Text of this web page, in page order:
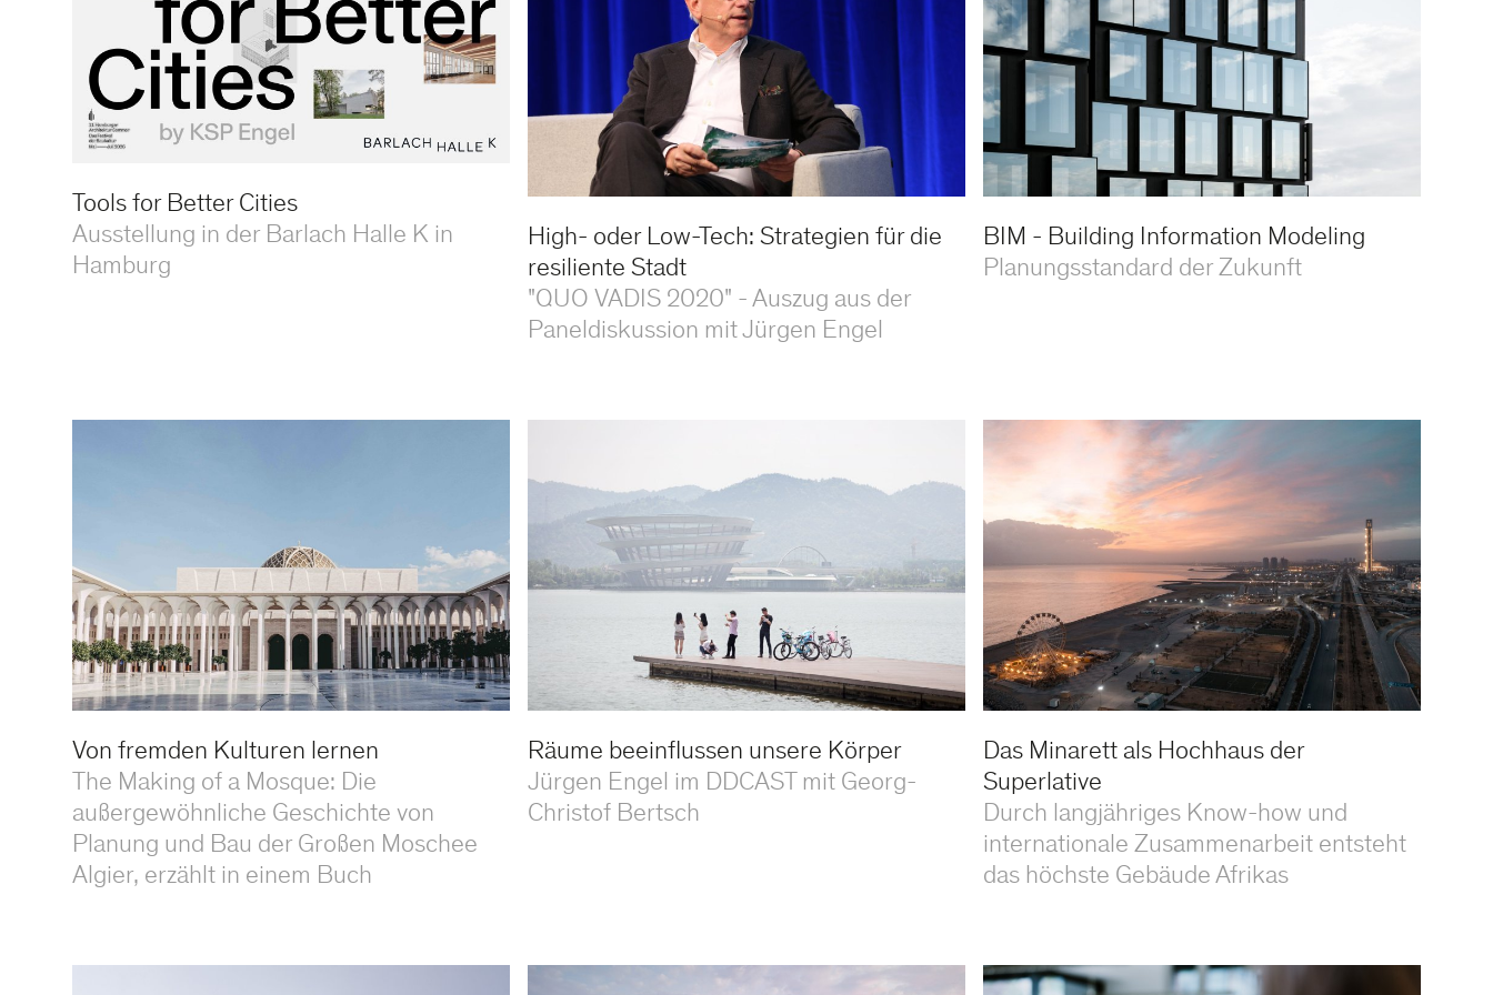
Tools for Better Cities
Ausstellung in der Barlach Halle K in
Hamburg
High- oder Low-Tech: Strategien für die
resiliente Stadt
"QUO VADIS 2020" - Auszug aus der
Paneldiskussion mit Jürgen Engel
BIM - Building Information Modeling
Planungsstandard der Zukunft
Von fremden Kulturen lernen
The Making of a Mosque: Die
außergewöhnliche Geschichte von
Planung und Bau der Großen Moschee
Algier, erzählt in einem Buch
Räume beeinflussen unsere Körper
Jürgen Engel im DDCAST mit Georg-
Christof Bertsch
Das Minarett als Hochhaus der
Superlative
Durch langjähriges Know-how und
internationale Zusammenarbeit entsteht
das höchste Gebäude Afrikas